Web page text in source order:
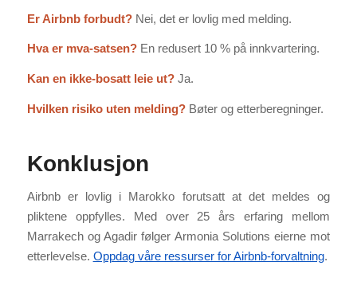
Er Airbnb forbudt?Nei, det er lovlig med melding.
Hva er mva-satsen?En redusert 10 % på innkvartering.
Kan en ikke-bosatt leie ut?Ja.
Hvilken risiko uten melding?Bøter og etterberegninger.
Konklusjon
Airbnb er lovlig i Marokko forutsatt at det meldes og
pliktene oppfylles. Med over 25 års erfaring mellom
Marrakech og Agadir følger Armonia Solutions eierne mot
etterlevelse. Oppdag våre ressurser for Airbnb-forvaltning.